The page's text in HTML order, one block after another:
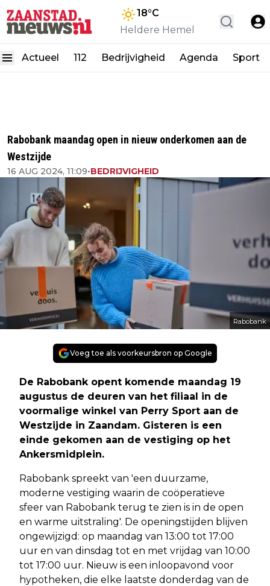
18°C
Heldere Hemel
Actueel 112 Bedrijvigheid Agenda Sport
Rabobank maandag open in nieuw onderkomen aan de
Westzijde
16 AUG 2024, 11:09•BEDRIJVIGHEID
Rabobank
Voeg toe als voorkeursbron op Google
De Rabobank opent komende maandag 19
augustus de deuren van het filiaal in de
voormalige winkel van Perry Sport aan de
Westzijde in Zaandam. Gisteren is een
einde gekomen aan de vestiging op het
Ankersmidplein.
Rabobank spreekt van 'een duurzame,
moderne vestiging waarin de coöperatieve
sfeer van Rabobank terug te zien is in de open
en warme uitstraling'. De openingstijden blijven
ongewijzigd: op maandag van 13:00 tot 17:00
uur en van dinsdag tot en met vrijdag van 10:00
tot 17:00 uur. Nieuw is een inloopavond voor
hypotheken, die elke laatste donderdag van de